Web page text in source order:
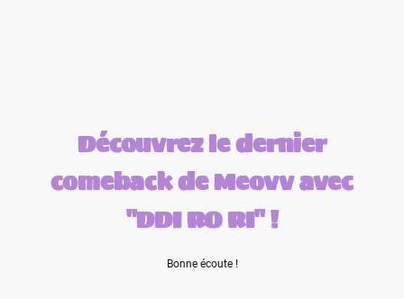
Découvrez le dernier
comeback de Meovv avec
"DDI RO RI" !
Bonne écoute !